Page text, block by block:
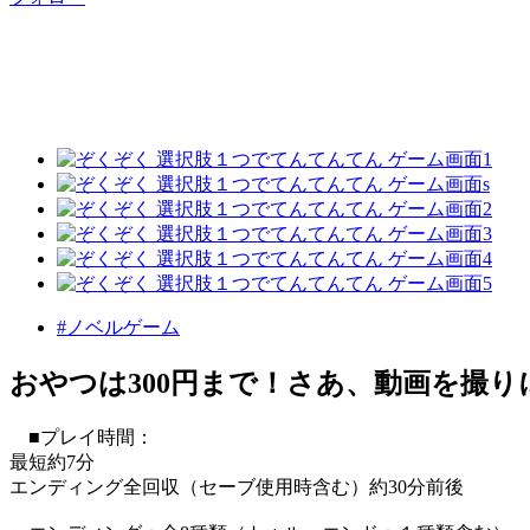
#ノベルゲーム
おやつは300円まで！さあ、動画を撮り
■プレイ時間：
最短約7分
エンディング全回収（セーブ使用時含む）約30分前後